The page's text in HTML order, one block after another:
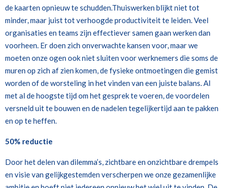
de kaarten opnieuw te schudden.Thuiswerken blijkt niet tot
minder, maar juist tot verhoogde productiviteit te leiden. Veel
organisaties en teams zijn effectiever samen gaan werken dan
voorheen. Er doen zich onverwachte kansen voor, maar we
moeten onze ogen ook niet sluiten voor werknemers die soms de
muren op zich af zien komen, de fysieke ontmoetingen die gemist
worden of de worsteling in het vinden van een juiste balans. Al
met al de hoogste tijd om het gesprek te voeren, de voordelen
versneld uit te bouwen en de nadelen tegelijkertijd aan te pakken
en op te heffen.
50% reductie
Door het delen van dilemma’s, zichtbare en onzichtbare drempels
en visie van gelijkgestemden verscherpen we onze gezamenlijke